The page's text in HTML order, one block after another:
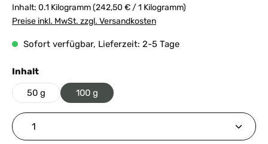
Inhalt: 0.1 Kilogramm(242,50 € / 1 Kilogramm)
Preise inkl. MwSt. zzgl. Versandkosten
Sofort verfügbar, Lieferzeit: 2-5 Tage
Inhaltauswählen
50 g 100 g
Produkt Anzahl: Gib den gewünschten Wert ein